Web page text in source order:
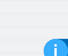
i